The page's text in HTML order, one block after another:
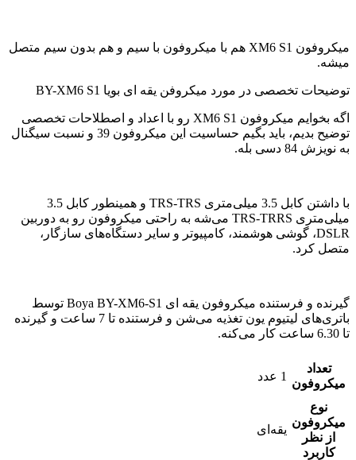
میکروفون XM6 S1 هم با میکروفون با سیم و هم بدون سیم متصل
میشه.
توضیحات تخصصی در مورد میکروفن یقه ای بویا BY-XM6 S1
اگه بخوایم میکروفون XM6 S1 رو با اعداد و اصطلاحات تخصصی
توضیح بدیم، باید بگیم حساسیت این میکروفون 39 و نسبت سیگنال
به نویزش 84 دسی بله.
با داشتن کابل 3.5 میلی‌متری TRS-TRS و همینطور کابل 3.5
میلی‌متری TRS-TRRS می‌شه به راحتی میکروفون رو به دوربین
DSLR، گوشی هوشمند، کامپیوتر و سایر دستگاه‌های سازگار،
متصل کرد.
گیرنده و فرستنده میکروفون یقه ای Boya BY-XM6-S1 توسط
باتری‌های لیتیوم یون تغذیه می‌شن و فرستنده تا 7 ساعت و گیرنده
تا 6.30 ساعت کار می‌کنه.
تعداد
میکروفون
1 عدد
نوع
میکروفون
از نظر
کاربرد
یقه‌ای